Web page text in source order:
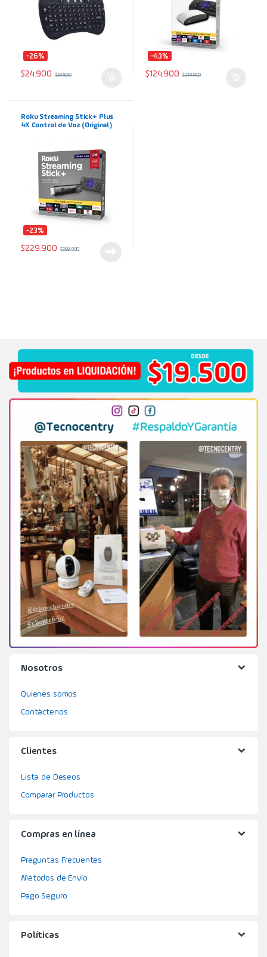
-26%
$24.900 $33.500
-43%
$124.900 $219.900
Roku Streaming Stick+ Plus
4K Control de Voz (Original)
-23%
$229.900 $299.000
Nosotros
Quienes somos
Contáctenos
Clientes
Lista de Deseos
Comparar Productos
Compras en línea
Preguntas Frecuentes
Métodos de Envío
Pago Seguro
Políticas